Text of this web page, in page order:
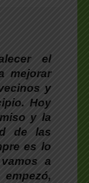
el
mejorar
y
Hoy
y la
de las
es lo
a